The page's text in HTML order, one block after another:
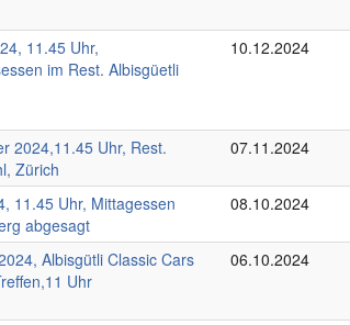
11.45 Uhr,
im Rest. Albisgüetli
10.12.2024
2024,11.45 Uhr, Rest.
Zürich
07.11.2024
11.45 Uhr, Mittagessen
abgesagt
08.10.2024
Albisgütli Classic Cars
Uhr
06.10.2024